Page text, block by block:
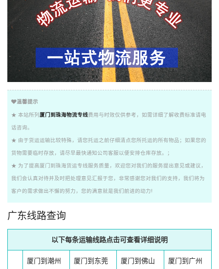
温馨提示
★ 本站所列 厦门到珠海物流专线费用与时效仅供参考，如需详细了解收费标准请电
话咨询。
★ 由于货运运输比较特殊，请您托运之前仔细清点您所托运的所有物品；如果您的
货物需要临时存放，请尽早最快通知公司客服以便安排仓库存放。；
★ 为了提高厦门到珠海货运专线服务质量，欢迎您对我们的服务提出意见或建议，
我们会认真对待并及时把处理意见汇报于您，非常感谢您对我们的支持，我们将为
客户的需求做出不懈的努力，您的满意就是我们前进的动力!
广东线路查询
以下每条运输线路点击可查看详细说明
厦门到潮州
厦门到东莞
厦门到佛山
厦门到广州